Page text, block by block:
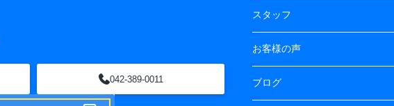
042-389-0011
スタッフ
お客様の声
ブログ